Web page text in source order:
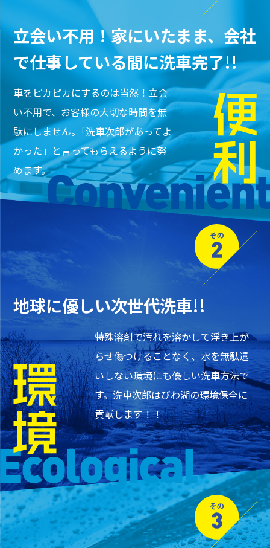
立会い不用！家にいたまま、 会社
で仕事している間に洗車完了!!
車をピカピカにするのは当然！立会
い不用で、お客様の大切な時間を無
駄にしません。｢洗車次郎があってよ
かった」と言ってもらえるように努
めます。
地球に優しい次世代洗車!!
特殊溶剤で汚れを溶かして浮き上が
らせ傷つけることなく、水を無駄遣
いしない環境にも優しい洗車方法で
す。洗車次郎はびわ湖の環境保全に
貢献します！！